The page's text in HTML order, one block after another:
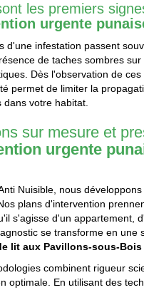
les premiers
urgente
d'une infestation passent
de taches sombres
Dès l'observation de
permet de limiter la
dans votre habitat.
sur mesure et
urgente
Nuisible, nous
plans d'intervention
s'agisse d'un appartement,
se transforme en une
lit aux Pavillons-sous-Bois
combinent rigueur
optimale. En utilisant des